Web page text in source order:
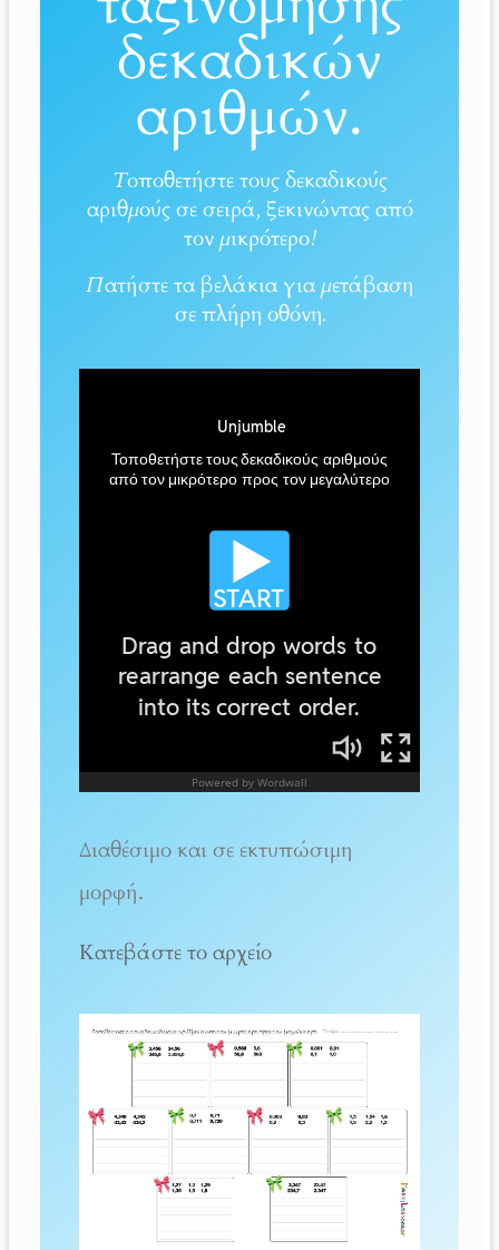
δεκαδικών
αριθμών.
Τοποθετήστε τους δεκαδικούς
αριθμούς σε σειρά, ξεκινώντας από
τον μικρότερο!
Πατήστε τα βελάκια για μετάβαση
σε πλήρη οθόνη.
Διαθέσιμο και σε εκτυπώσιμη
μορφή.
Κατεβάστε το αρχείο